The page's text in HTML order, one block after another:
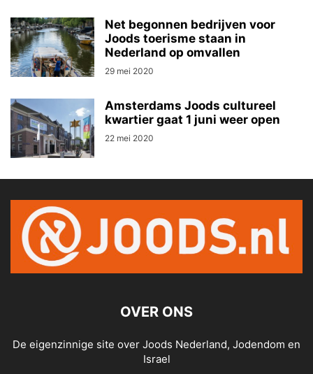
Net begonnen bedrijven voor
Joods toerisme staan in
Nederland op omvallen
29 mei 2020
Amsterdams Joods cultureel
kwartier gaat 1 juni weer open
22 mei 2020
OVER ONS
De eigenzinnige site over Joods Nederland, Jodendom en
Israel